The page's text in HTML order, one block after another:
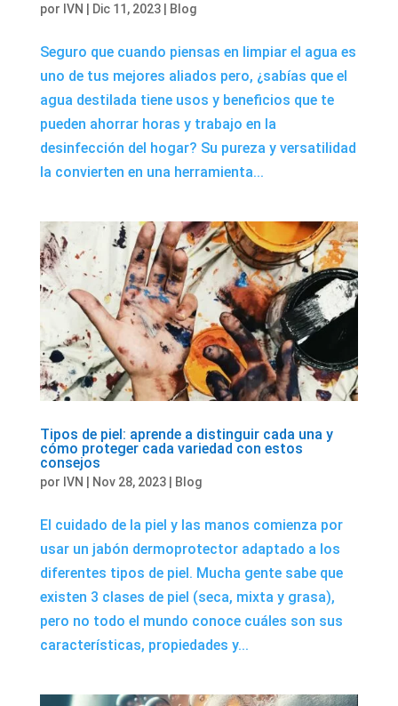
por IVN Dic 11, 2023| Blog
Seguro que cuando piensas en limpiar el agua es
uno de tus mejores aliados pero, ¿sabías que el
agua destilada tiene usos y beneficios que te
pueden ahorrar horas y trabajo en la
desinfección del hogar? Su pureza y versatilidad
la convierten en una herramienta...
Tipos de piel: aprende a distinguir cada una y
cómo proteger cada variedad con estos
consejos
por IVN Nov 28, 2023| Blog
El cuidado de la piel y las manos comienza por
usar un jabón dermoprotector adaptado a los
diferentes tipos de piel. Mucha gente sabe que
existen 3 clases de piel (seca, mixta y grasa),
pero no todo el mundo conoce cuáles son sus
características, propiedades y...